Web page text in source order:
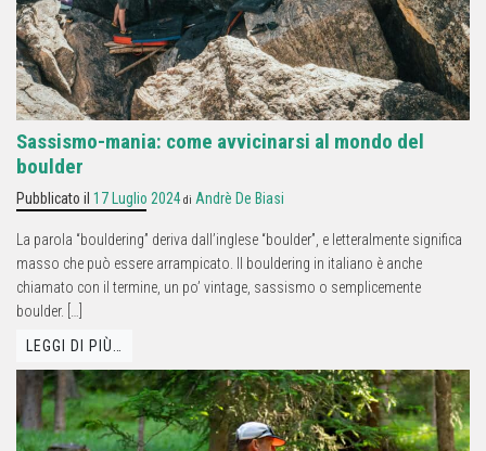
Sassismo-mania: come avvicinarsi al mondo del
boulder
Pubblicato il 17 Luglio 2024 di Andrè De Biasi
La parola “bouldering” deriva dall’inglese “boulder”, e letteralmente significa
masso che può essere arrampicato. Il bouldering in italiano è anche
chiamato con il termine, un po’ vintage, sassismo o semplicemente
boulder. […]
LEGGI DI PIÙ…